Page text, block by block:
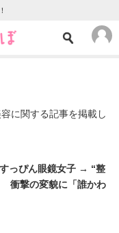
に関する記事を掲載し
っぴん眼鏡女子 → “整
衝撃の変貌に「誰かわ